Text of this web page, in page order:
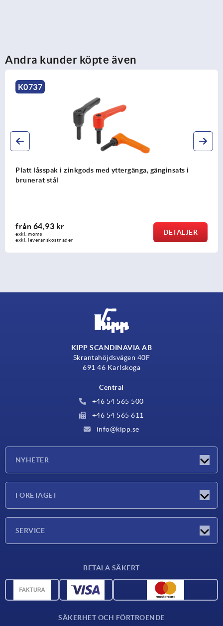
Andra kunder köpte även
K0737
Platt låsspak i zinkgods med yttergänga, gänginsats i
brunerat stål
från 64,93 kr
exkl. moms
exkl. leveranskostnader
DETALJER
KIPP SCANDINAVIA AB
Skrantahöjdsvägen 40F
691 46 Karlskoga
Central
+46 54 565 500
+46 54 565 611
info@kipp.se
NYHETER
FÖRETAGET
SERVICE
CAD-data
BETALA SÄKERT
SÄKERHET OCH FÖRTROENDE